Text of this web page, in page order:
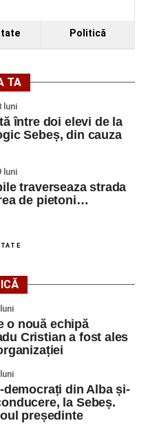
Politică
TA
luni
între doi elevi de la
Sebeș, din cauza
luni
traverseaza strada
de pietoni…
o nouă echipă
Cristian a fost ales
din Alba și-
la Sebeș.
președinte